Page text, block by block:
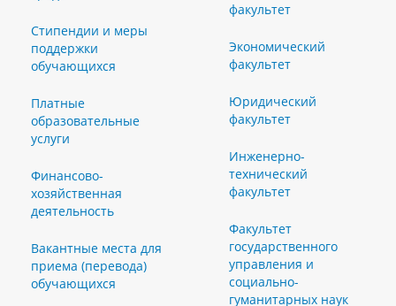
Стипендии и меры
поддержки
обучающихся
Платные
образовательные
услуги
Финансово-
хозяйственная
деятельность
Вакантные места для
приема (перевода)
обучающихся
факультет
Экономический
факультет
Юридический
факультет
Инженерно-
технический
факультет
Факультет
государственного
управления и
социально-
гуманитарных наук